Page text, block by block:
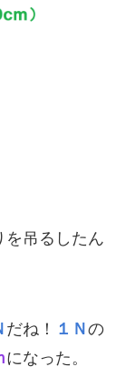
を吊るしたん
だね！ １Ｎの
になった。